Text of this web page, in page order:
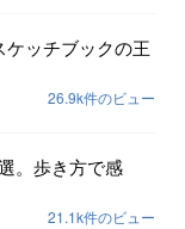
ッチブックの王
26.9k件のビュー
。歩き方で感
21.1k件のビュー